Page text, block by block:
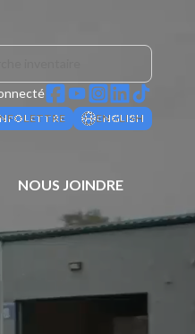
ENGLISH
NOUS JOINDRE